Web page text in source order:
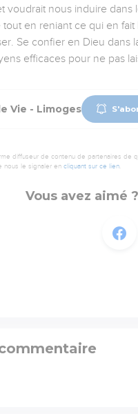
voudrait nous induire
en reniant ce qui en
Se confier en Dieu dans
efficaces pour ne pas
Vie - Limoges
diffuseur de contenu de partenaires de
nous le signaler en cliquant sur ce lien.
Vous avez aimé